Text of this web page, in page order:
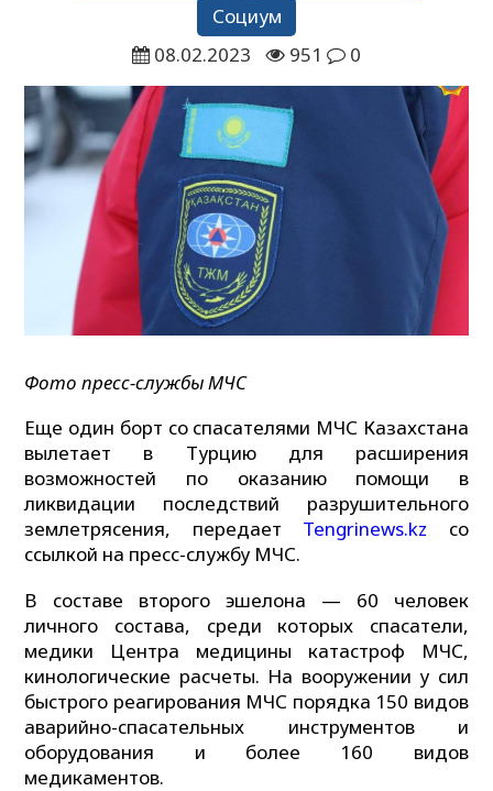
Социум
08.02.2023
951 0
Фото пресс-службы МЧС
Еще один борт со спасателями МЧС Казахстана
вылетает в Турцию для расширения
возможностей по оказанию помощи в
ликвидации последствий разрушительного
землетрясения, передает Tengrinews.kz со
ссылкой на пресс-службу МЧС.
В составе второго эшелона — 60 человек
личного состава, среди которых спасатели,
медики Центра медицины катастроф МЧС,
кинологические расчеты. На вооружении у сил
быстрого реагирования МЧС порядка 150 видов
аварийно-спасательных инструментов и
оборудования и более 160 видов
медикаментов.